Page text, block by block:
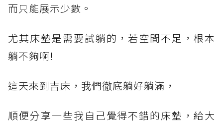
而只能展示少數。
尤其床墊是需要試躺的，若空間不足，根本
躺不夠啊!
這天來到吉床，我們徹底躺好躺滿，
順便分享一些我自己覺得不錯的床墊，給大